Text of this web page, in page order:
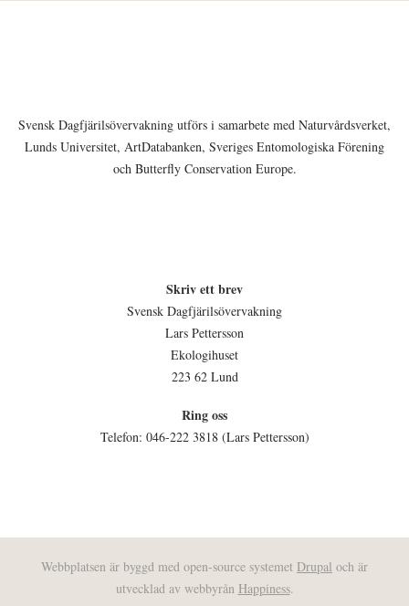
Svensk Dagfjärilsövervakning utförs i samarbete med Naturvårdsverket,
Lunds Universitet, ArtDatabanken, Sveriges Entomologiska Förening
och Butterfly Conservation Europe.
Skriv ett brev
Svensk Dagfjärilsövervakning
Lars Pettersson
Ekologihuset
223 62 Lund
Ring oss
Telefon: 046-222 3818 (Lars Pettersson)
Webbplatsen är byggd med open-source systemet Drupal och är
utvecklad av webbyrån Happiness.